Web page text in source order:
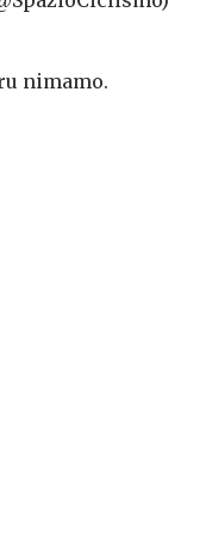
nimamo.